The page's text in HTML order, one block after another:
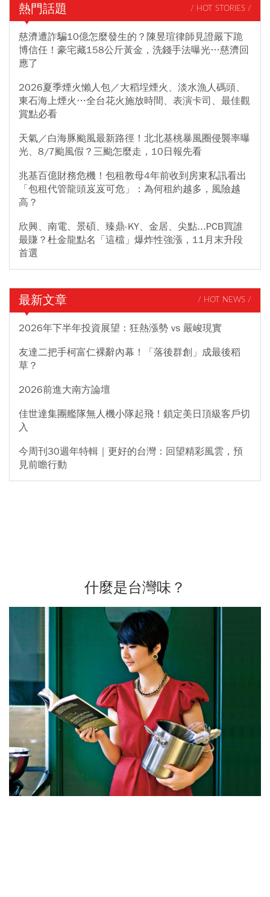
熱門話題 / HOT STORIES /
慈濟遭詐騙10億怎麼發生的？陳昱瑄律師見證嚴下跪
博信任！豪宅藏158公斤黃金，洗錢手法曝光…慈濟回
應了
2026夏季煙火懶人包／大稻埕煙火、淡水漁人碼頭、
東石海上煙火…全台花火施放時間、表演卡司、最佳觀
賞點必看
天氣／白海豚颱風最新路徑！北北基桃暴風圈侵襲率曝
光、8/7颱風假？三颱怎麼走，10日報先看
兆基百億財務危機！包租教母4年前收到房東私訊看出
「包租代管龍頭岌岌可危」：為何租約越多，風險越
高？
欣興、南電、景碩、臻鼎-KY、金居、尖點...PCB買誰
最賺？杜金龍點名「這檔」爆炸性強漲，11月末升段
首選
最新文章 / HOT NEWS /
2026年下半年投資展望：狂熱漲勢 vs 嚴峻現實
友達二把手柯富仁裸辭內幕！「落後群創」成最後稻
草？
2026前進大南方論壇
佳世達集團艦隊無人機小隊起飛！鎖定美日頂級客戶切
入
今周刊30週年特輯｜更好的台灣：回望精彩風雲，預
見前瞻行動
什麼是台灣味？